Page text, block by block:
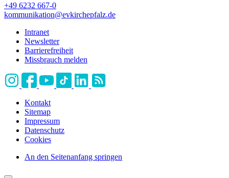
+49 6232 667-0
kommunikation@evkirchepfalz.de
Intranet
Newsletter
Barrierefreiheit
Missbrauch melden
Kontakt
Sitemap
Impressum
Datenschutz
Cookies
An den Seitenanfang springen